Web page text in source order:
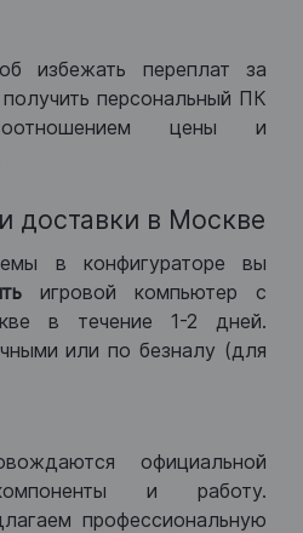
избежать переплат за
персональный ПК
цены и
доставки в Москве
в конфигураторе вы
игровой компьютер с
в течение 1-2 дней.
или по безналу (для
официальной
и работу.
профессиональную